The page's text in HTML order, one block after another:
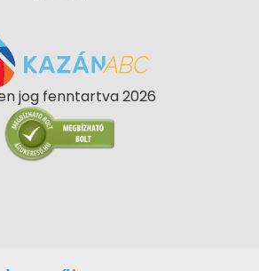
jog fenntartva 2026